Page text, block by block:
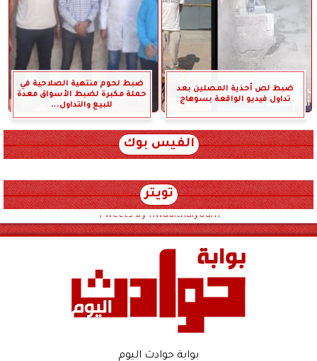
ضبط لص أحذية المصلين بعد
تداول فيديو الواقعة بسوهاج
ضبط لحوم منتهية الصلاحية في
حملة مكبرة لضبط الأسواق معدة
للبيع والتداول...
الفيس بوك
تويتر
Tweets by hwadithalyoum
بوابة حوادث اليوم